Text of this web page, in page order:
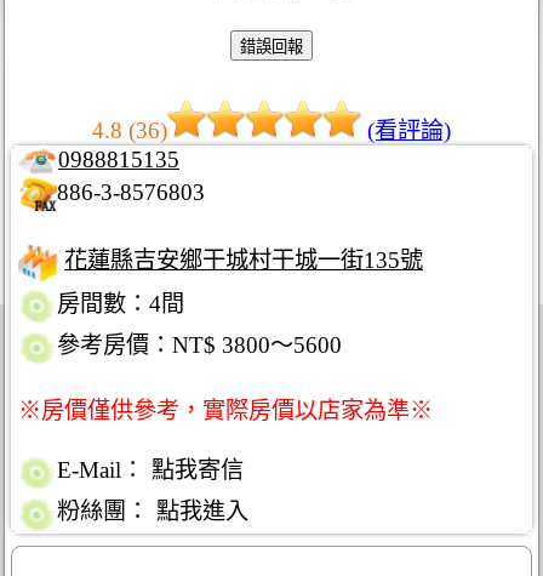
4.8 (36)
(看評論)
0988815135
886-3-8576803
花蓮縣吉安鄉干城村干城一街135號
房間數：4間
參考房價：NT$ 3800～5600
※房價僅供參考，實際房價以店家為準※
E-Mail：
點我寄信
粉絲團：
點我進入